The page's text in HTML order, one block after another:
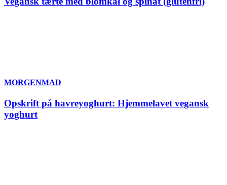
MORGENMAD
Opskrift på havreyoghurt: Hjemmelavet vegansk
yoghurt